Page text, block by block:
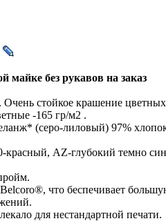
майке без рукавов на заказ
Очень стойкое крашение
-165 гр/м2 .
(серо-лиловый) 97%
красный, AZ-глубокий темно
что беспечивает
для нестандартной печати.